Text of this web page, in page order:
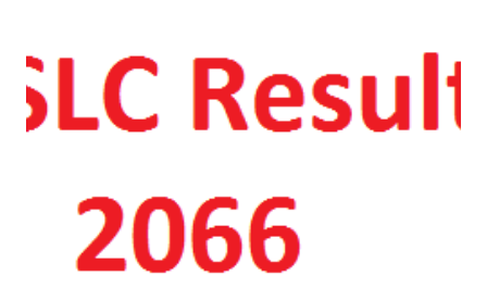
स्टिकरहरुले प्रयोगकर्तालाई नयाँ अनुभव दिनेछ । नेपाली पारा, हाम्रो
साथी, नयाँ वर्ष, संगी, हाम्रो कान्छा, हाम्रो कान्छी, नक्कली, र बौचा व
मैचासमेत गरी आठ किसिमका स्टिकरहरु समावेश गरिएकोछ । हाम्रो
सकिन्छ । थिम हाम्रो नेपाली किबोर्डको यस संस्करणमा नयाँ किबोर्ड
थिम पनि थपिएको छ । हाम्रो नेपाली किबोर्डको सेटिङमा गएर आफूलाई
मन पर्ने थिम छान्न सकिन्छ । डार्क तथा लाइट गरेर हाललाई दुई